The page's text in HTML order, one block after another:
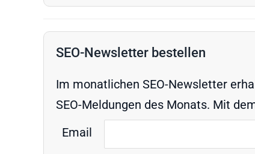
SEO-Newsletter bestellen
Im monatlichen SEO-Newsletter
SEO-Meldungen des Monats. Mit
Email